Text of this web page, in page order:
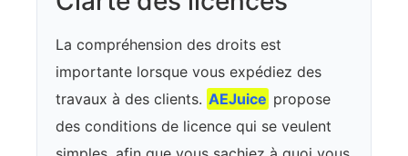
La compréhension des droits est
importante lorsque vous expédiez des
travaux à des clients. AEJuice propose
des conditions de licence qui se veulent